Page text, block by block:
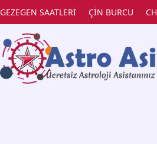
GEZEGEN SAATLERİ ÇİN BURCU